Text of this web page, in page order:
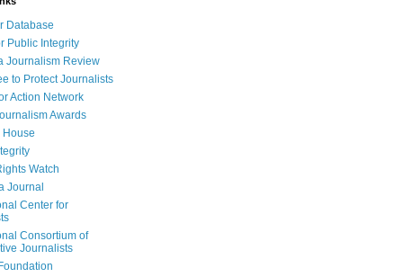
Database
Public Integrity
Journalism Review
to Protect Journalists
Action Network
Awards
House
Watch
Journal
Center for
Consortium of
Journalists